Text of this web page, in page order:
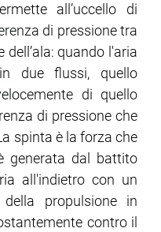
all’uccello di
di pressione tra
dell’ala: quando l'aria
due flussi, quello
di quello
di pressione che
spinta è la forza che
generata dal battito
all'indietro con un
propulsione in
contro il